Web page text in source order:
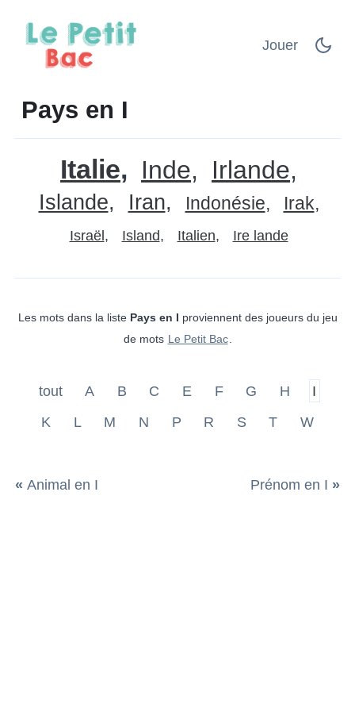
Jouer
Pays en I
Italie Inde Irlande
Islande Iran Indonésie Irak
Israël Island Italien Ire lande
Les mots dans la liste Pays en I proviennent des joueurs du jeu
de mots Le Petit Bac
tout A B C E F G H
I
K
L M N P R S T W
« Animal en I Prénom en I »